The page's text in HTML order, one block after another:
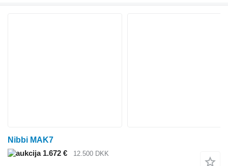
Nibbi MAK7
1.672 €
12.500 DKK